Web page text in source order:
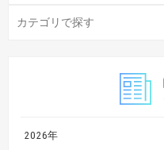
2026年